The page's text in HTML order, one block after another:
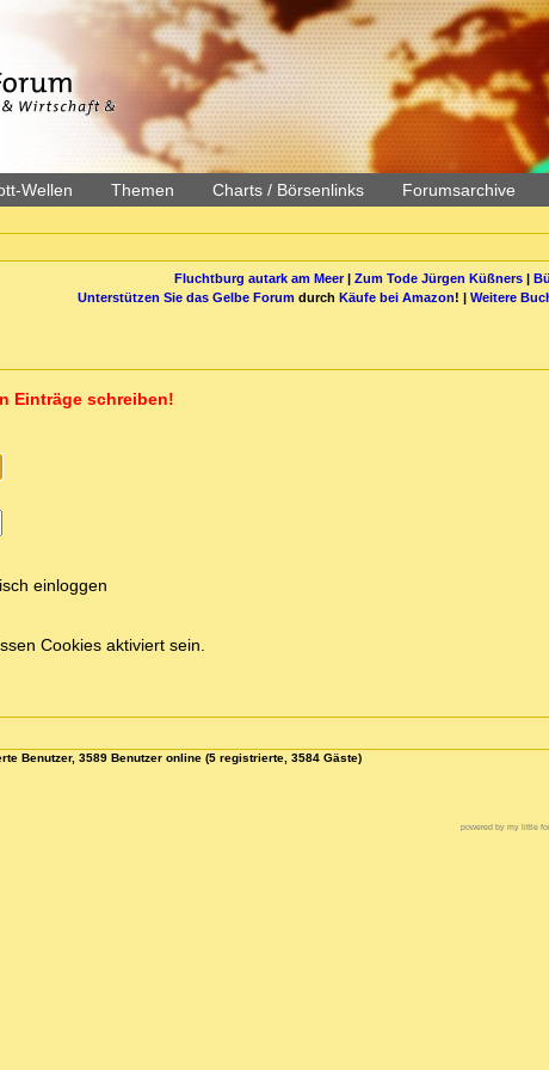
Wellen Themen Charts / Börsenlinks Forumsarchive
Fluchtburg autark am Meer| Zum Tode Jürgen Küßners|
Unterstützen Sie das Gelbe Forum durch Käufe bei Amazon! | Weitere
Einträge schreiben!
einloggen
Cookies aktiviert sein.
Benutzer, 3589 Benutzer online (5 registrierte, 3584 Gäste)
powered by my little